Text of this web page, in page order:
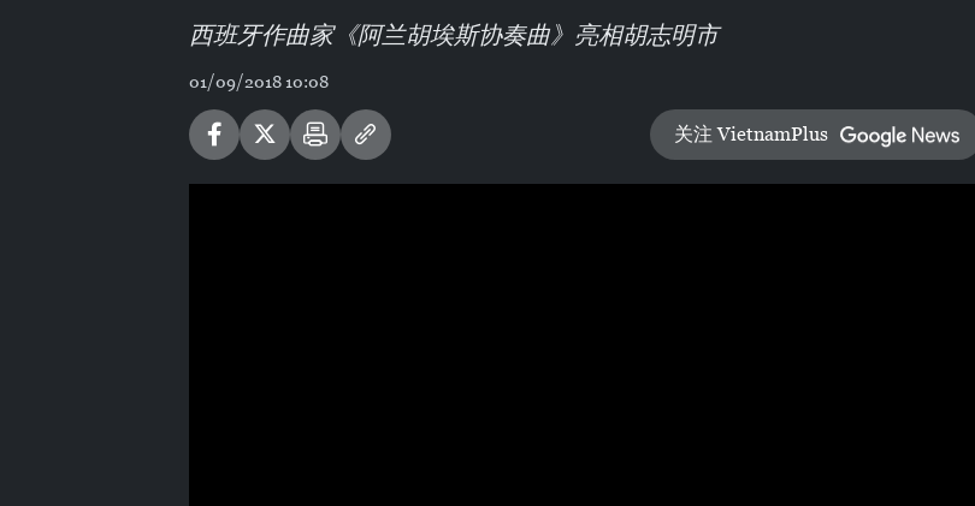
西班牙作曲家《阿兰胡埃斯协奏曲》亮相胡志明市
01/09/2018 10:08
关注 VietnamPlus